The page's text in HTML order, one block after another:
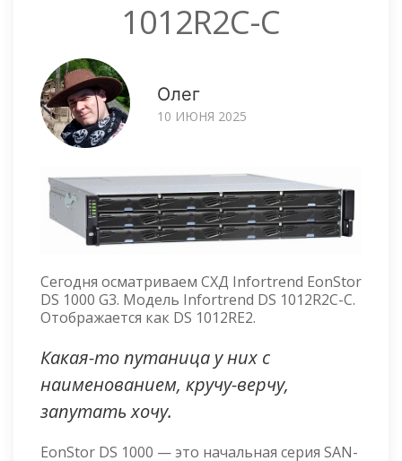
1012R2C-C
Олег
10 ИЮНЯ 2025
Сегодня осматриваем СХД Infortrend EonStor
DS 1000 G3. Модель Infortrend DS 1012R2C-C.
Отображается как DS 1012RE2.
Какая-то путаница у них с
наименованием, кручу-верчу,
запутать хочу.
EonStor DS 1000 — это начальная серия SAN-